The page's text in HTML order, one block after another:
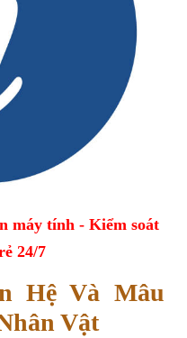
máy tính - Kiểm soát
24/7
Hệ Và Mâu
Vật